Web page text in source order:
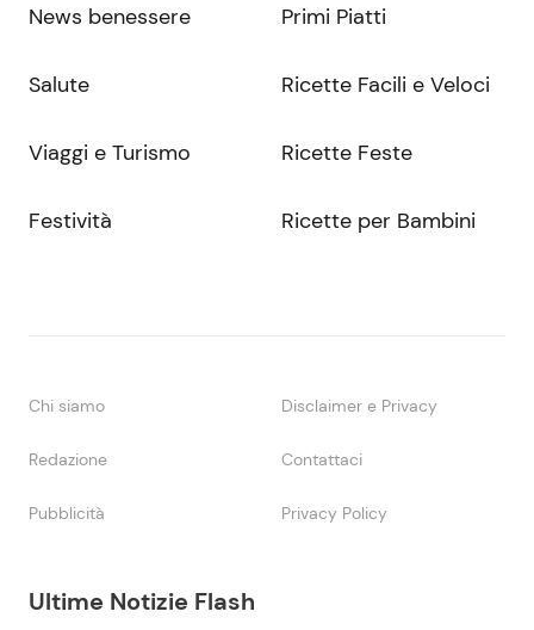
Ultime Notizie Flash
News benessere
Salute
Viaggi e Turismo
Festività
Primi Piatti
Ricette Facili e Veloci
Ricette Feste
Ricette per Bambini
Chi siamo Disclaimer e Privacy
Redazione Contattaci
Pubblicità Privacy Policy